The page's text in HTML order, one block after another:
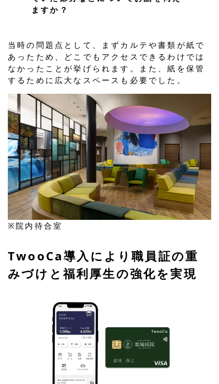
ますか？
当時の問題点として、まずカルテや書類が紙で
あったため、どこでもアクセスできるわけでは
なかったことが挙げられます。また、紙を保管
するために広大なスペースも必要でした。
※院内待合室
TwooCa導入により職員証の重
みづけと福利厚生の強化を実現